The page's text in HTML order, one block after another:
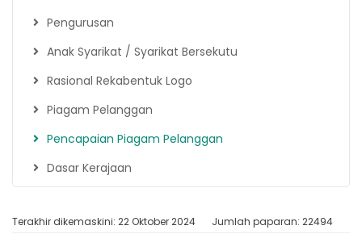
Pengurusan
Anak Syarikat / Syarikat Bersekutu
Rasional Rekabentuk Logo
Piagam Pelanggan
Pencapaian Piagam Pelanggan
Dasar Kerajaan
Terakhir dikemaskini: 22 Oktober 2024 Jumlah paparan: 22494